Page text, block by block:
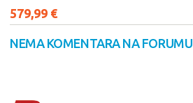
579,99 €
NEMA KOMENTARA NA FORUMU